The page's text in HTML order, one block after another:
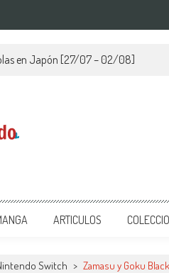
en Japón [27/07 – 02/08]
ARTICULOS
Switch > Zamasu y Goku